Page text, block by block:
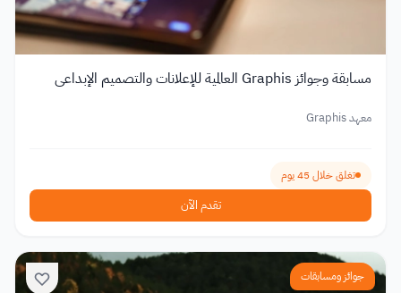
مسابقة وجوائز Graphis العالمية للإعلانات والتصميم الإبداعي
معهد Graphis
تغلق خلال 45 يوم
تقدم الآن
جوائز ومسابقات